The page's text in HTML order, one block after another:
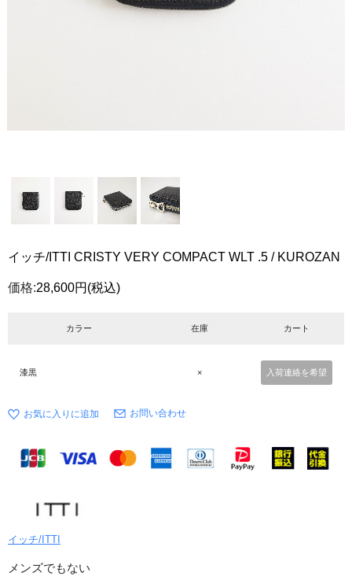
イッチ/ITTI CRISTY VERY COMPACT WLT .5 / KUROZAN
価格:28,600円 (税込)
カラー 在庫 カート
漆黒 × 入荷連絡を希望
お問い合わせ
イッチ/ITTI
メンズでもない